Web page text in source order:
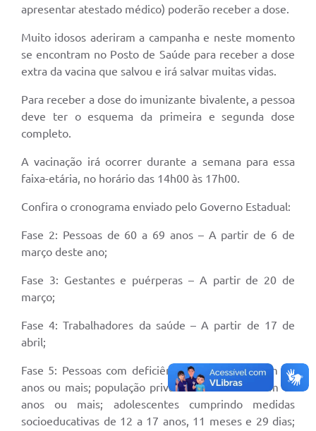
apresentar atestado médico) poderão receber a dose.
Muito idosos aderiram a campanha e neste momento
se encontram no Posto de Saúde para receber a dose
extra da vacina que salvou e irá salvar muitas vidas.
Para receber a dose do imunizante bivalente, a pessoa
deve ter o esquema da primeira e segunda dose
completo.
A vacinação irá ocorrer durante a semana para essa
faixa-etária, no horário das 14h00 às 17h00.
Confira o cronograma enviado pelo Governo Estadual:
Fase 2: Pessoas de 60 a 69 anos – A partir de 6 de
março deste ano;
Fase 3: Gestantes e puérperas – A partir de 20 de
março;
Fase 4: Trabalhadores da saúde – A partir de 17 de
abril;
Fase 5: Pessoas com deficiência permanente com 12
anos ou mais; população privada de liberdade com 18
anos ou mais; adolescentes cumprindo medidas
socioeducativas de 12 a 17 anos, 11 meses e 29 dias;